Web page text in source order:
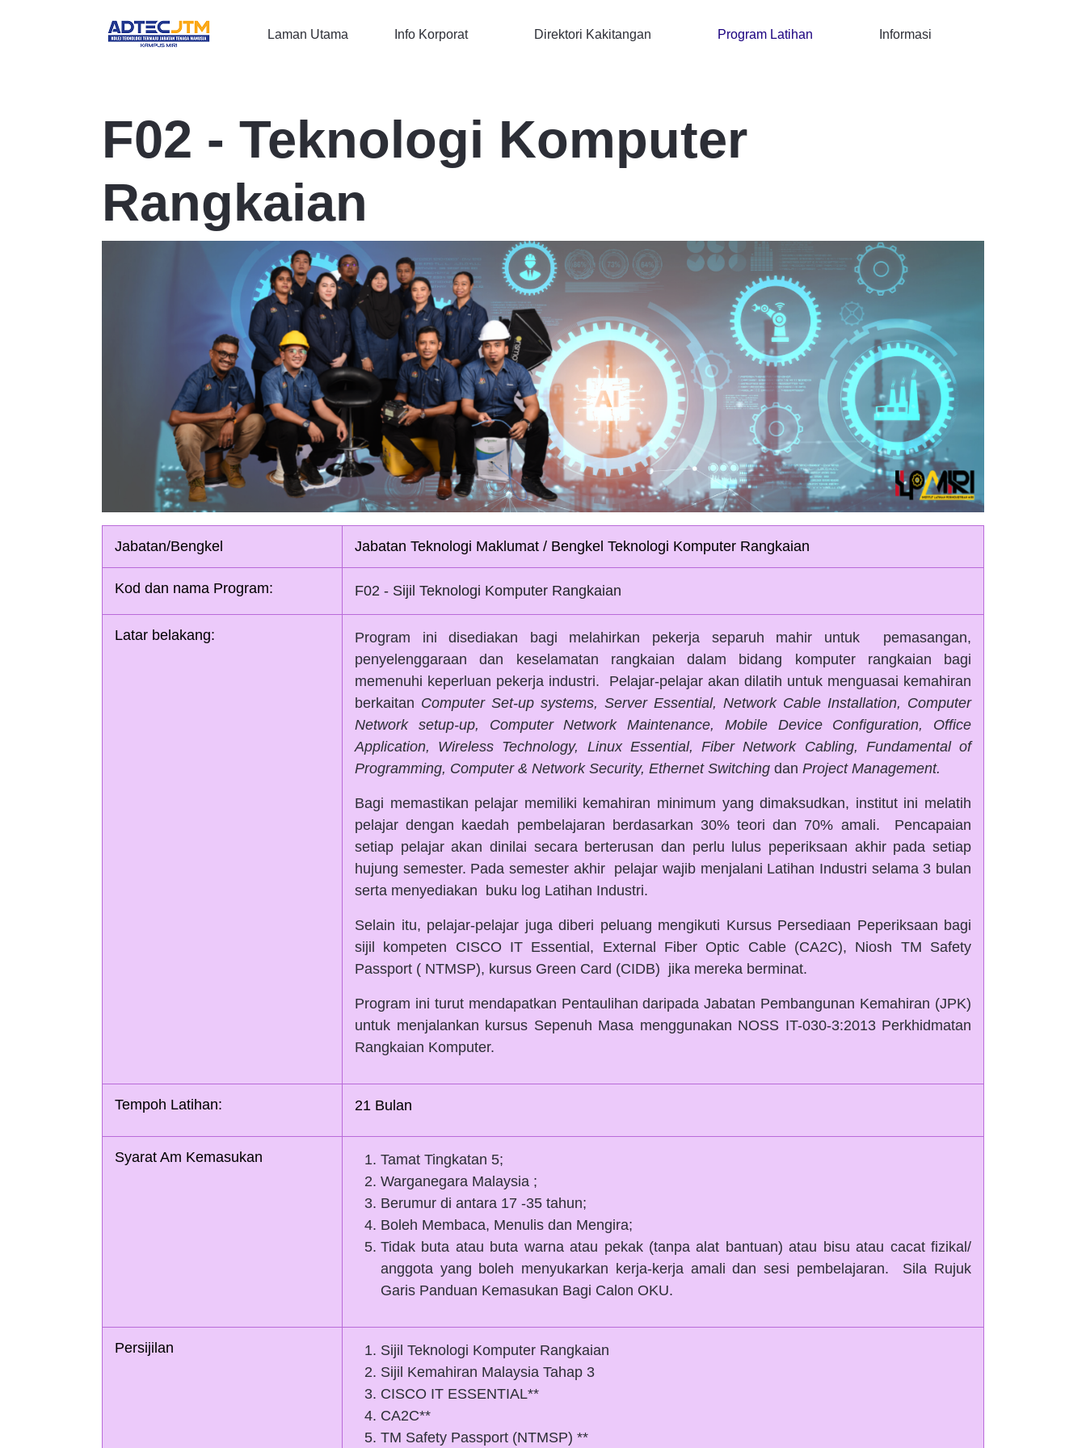
Laman Utama Info Korporat Direktori Kakitangan Program Latihan Informasi
F02 - Teknologi Komputer
Rangkaian
Jabatan/Bengkel Jabatan Teknologi Maklumat / Bengkel Teknologi Komputer Rangkaian
Kod dan nama Program: F02 - Sijil Teknologi Komputer Rangkaian
Latar belakang:
Program ini disediakan bagi melahirkan pekerja separuh mahir untuk pemasangan,
penyelenggaraan dan keselamatan rangkaian dalam bidang komputer rangkaian bagi
memenuhi keperluan pekerja industri. Pelajar-pelajar akan dilatih untuk menguasai kemahiran
berkaitan Computer Set-up systems, Server Essential, Network Cable Installation, Computer
Network setup-up, Computer Network Maintenance, Mobile Device Configuration, Office
Application, Wireless Technology, Linux Essential, Fiber Network Cabling, Fundamental of
Programming, Computer & Network Security, Ethernet Switching dan Project Management.
Bagi memastikan pelajar memiliki kemahiran minimum yang dimaksudkan, institut ini melatih
pelajar dengan kaedah pembelajaran berdasarkan 30% teori dan 70% amali. Pencapaian
setiap pelajar akan dinilai secara berterusan dan perlu lulus peperiksaan akhir pada setiap
hujung semester. Pada semester akhir pelajar wajib menjalani Latihan Industri selama 3 bulan
serta menyediakan buku log Latihan Industri.
Selain itu, pelajar-pelajar juga diberi peluang mengikuti Kursus Persediaan Peperiksaan bagi
sijil kompeten CISCO IT Essential, External Fiber Optic Cable (CA2C), Niosh TM Safety
Passport ( NTMSP), kursus Green Card (CIDB) jika mereka berminat.
Program ini turut mendapatkan Pentaulihan daripada Jabatan Pembangunan Kemahiran (JPK)
untuk menjalankan kursus Sepenuh Masa menggunakan NOSS IT-030-3:2013 Perkhidmatan
Rangkaian Komputer.
Tempoh Latihan: 21 Bulan
Syarat Am Kemasukan
Tamat Tingkatan 5;
Warganegara Malaysia ;
Berumur di antara 17 -35 tahun;
Boleh Membaca, Menulis dan Mengira;
Tidak buta atau buta warna atau pekak (tanpa alat bantuan) atau bisu atau cacat fizikal/
anggota yang boleh menyukarkan kerja-kerja amali dan sesi pembelajaran. Sila Rujuk
Garis Panduan Kemasukan Bagi Calon OKU.
Persijilan
Sijil Teknologi Komputer Rangkaian
Sijil Kemahiran Malaysia Tahap 3
CISCO IT ESSENTIAL**
CA2C**
TM Safety Passport (NTMSP) **